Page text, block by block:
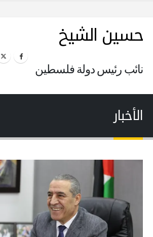
حسين الشيخ
نائب رئيس دولة فلسطين
الأخبار